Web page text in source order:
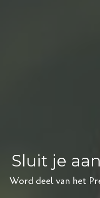
Sluit je
Word deel van het